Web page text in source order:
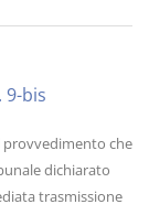
9-bis
provvedimento che
dichiarato
trasmissione